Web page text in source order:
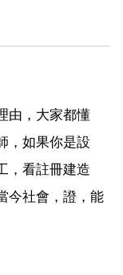
由，大家都懂
，如果你是設
，看註冊建造
今社會，證，能